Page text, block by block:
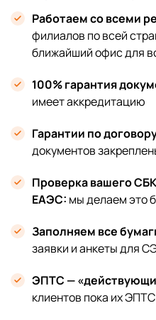
Работаем со всеми
филиалов по всей
ближайший офис для
100% гарантия
имеет аккредитацию
Гарантии по
документов
Проверка вашего
ЕАЭС: мы делаем это
Заполняем все
заявки и анкеты для
ЭПТС —
клиентов пока их